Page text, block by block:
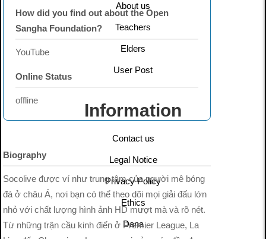
How did you find out about the Open
Sangha Foundation?
YouTube
Online Status
offline
Biography
Socolive được ví như trung tâm của người mê bóng
đá ở châu Á, nơi bạn có thể theo dõi mọi giải đấu lớn
nhỏ với chất lượng hình ảnh HD mượt mà và rõ nét.
Từ những trận cầu kinh điển ở Premier League, La
About us
Teachers
Elders
User Post
Information
Contact us
Legal Notice
Privacy Policy
Ethics
Dana